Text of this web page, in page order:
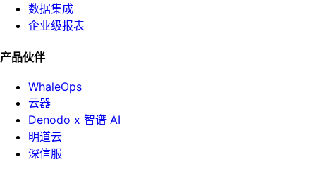
数据集成
企业级报表
产品伙伴
WhaleOps
云器
Denodo x 智谱 AI
明道云
深信服